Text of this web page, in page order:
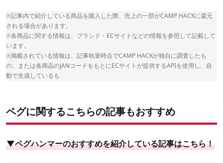
※記事内で紹介している商品を購入した際、売上の一部がCAMP HACKに還元
される場合があります。
※各商品に関する情報は、ブランド・ECサイトなどの情報を参照して記載して
います。
※掲載されている情報は、記事執筆時点でCAMP HACKが独自に調査したも
の、または各商品のJANコードをもとにECサイトが提供するAPIを使用し、自
動で生成しているも
ペグに関するこちらの記事もおすすめ
▼ペグハンマーのおすすめを紹介している記事はこちら！